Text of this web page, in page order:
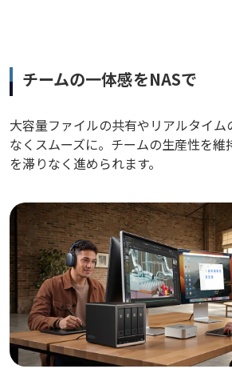
チームの一体感をNASで
大容量ファイルの共有やリアルタイ
なくスムーズに。チームの生産性を維
を滞りなく進められます。